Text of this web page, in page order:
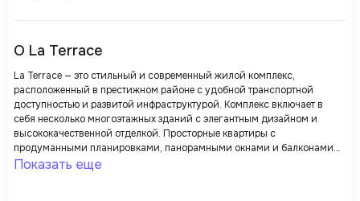
О La Terrace
La Terrace — это стильный и современный жилой комплекс,
расположенный в престижном районе с удобной транспортной
доступностью и развитой инфраструктурой. Комплекс включает в
себя несколько многоэтажных зданий с элегантным дизайном и
высококачественной отделкой. Просторные квартиры с
продуманными планировками, панорамными окнами и балконами
создают комфортные условия для проживания и позволяют
Показать еще